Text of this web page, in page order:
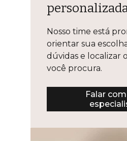
Nosso time está
orientar sua
dúvidas e localizar
você procura.
Falar